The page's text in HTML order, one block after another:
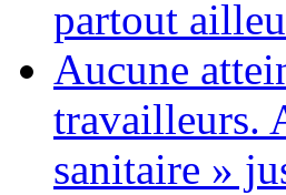
partout
Aucune
travailleurs.
sanitaire »